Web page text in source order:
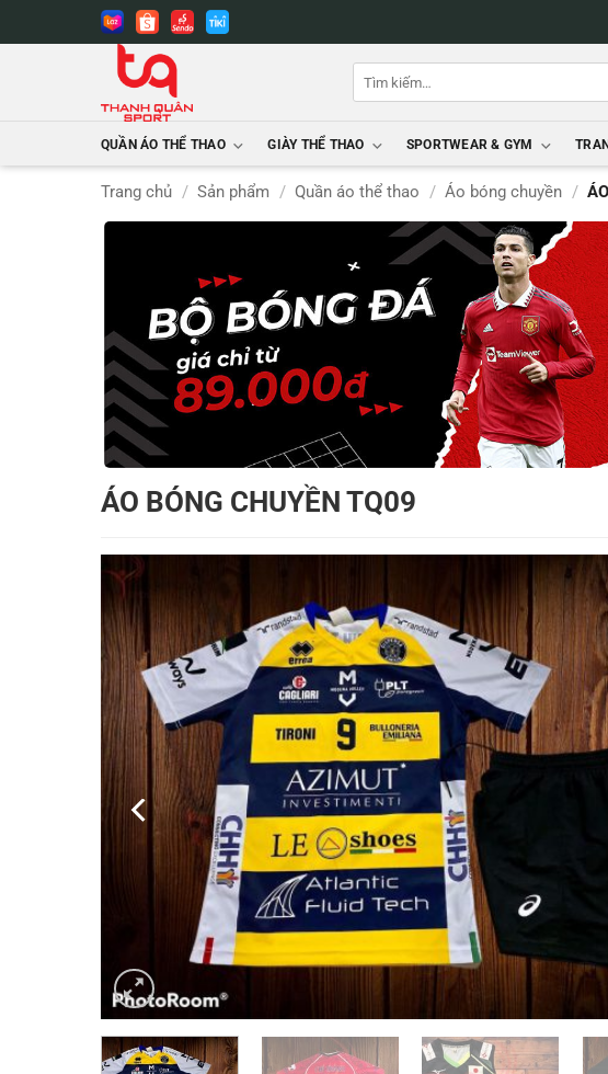
Tìm
QUẦN ÁO THỂ THAO GIÀY THỂ THAO SPORTWEAR & GYM
Trang chủ / Sản phẩm / Quần áo thể thao / Áo bóng chuyền /
ÁO BÓNG CHUYỀN TQ09